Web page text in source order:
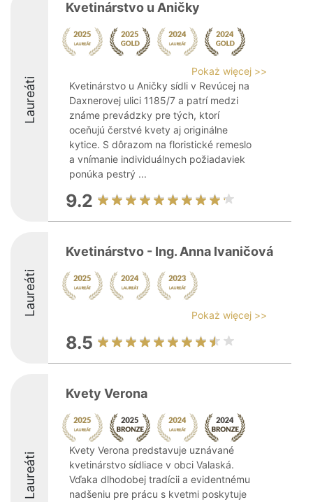
Laureáti
Kvetinárstvo u Aničky
Pokaż więcej >>
Kvetinárstvo u Aničky sídli v Revúcej na
Daxnerovej ulici 1185/7 a patrí medzi
známe prevádzky pre tých, ktorí
oceňujú čerstvé kvety aj originálne
kytice. S dôrazom na floristické remeslo
a vnímanie individuálnych požiadaviek
ponúka pestrý ...
9.2
Laureáti
Kvetinárstvo - Ing. Anna Ivaničová
Pokaż więcej >>
8.5
Laureáti
Kvety Verona
Kvety Verona predstavuje uznávané
kvetinárstvo sídliace v obci Valaská.
Vďaka dlhodobej tradícii a evidentnému
nadšeniu pre prácu s kvetmi poskytuje